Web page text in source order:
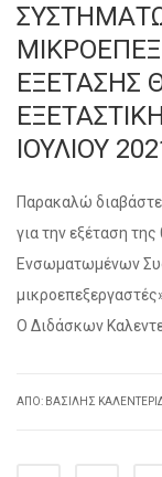
ΕΞΕΤΑΣΗΣ
ΙΟΥΛΙΟΥ
Παρακαλώ διαβάστε
για την εξέταση
Ενσωματωμένων
Ο Διδάσκων
ΑΠΌ: ΒΑΣΊΛΗΣ